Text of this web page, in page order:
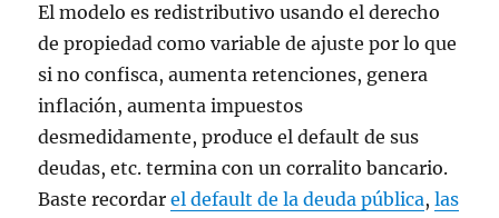
El modelo es redistributivo usando el derecho
de propiedad como variable de ajuste por lo que
si no confisca, aumenta retenciones, genera
inflación, aumenta impuestos
desmedidamente, produce el default de sus
deudas, etc. termina con un corralito bancario.
Baste recordarel default de la deuda pública,las